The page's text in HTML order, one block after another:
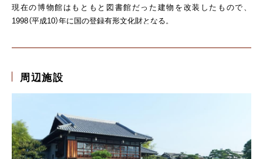
現在の博物館はもともと図書館だった建物を改装したもので、
1998（平成10）年に国の登録有形文化財となる。
周辺施設